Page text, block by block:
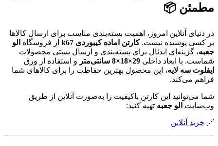
مطمئن 📦
در دنیای آنلاین امروز، اهمیت بسته‌بندی مناسب برای ارسال کالاها
بر کسی پوشیده نیست.کارتن اماده کیبوردی k67 از فروشگاه الو
جعبه، گزینه‌ای ایدئال برای بسته‌بندی و ارسال پستی محصولات
شماست. با ابعاد داخلی 29×18×8 سانتی‌متر
و استفاده از ورق
ایفلوت سه لایه، این محصول بهترین حفاظت را برای کالاهای شما
فراهم می‌کند.
شما می‌توانید این کارتن باکیفیت را به‌صورت آنلاین از طریق
وب‌سایت الو جعبه تهیه کنید:
🔗 خرید آنلاین